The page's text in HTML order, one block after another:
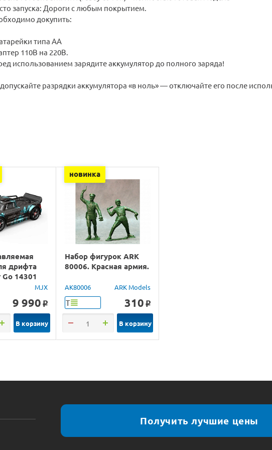
запуска: Дороги с любым покрытием.
докупить:
типа АА
110В на 220В.
использованием зарядите аккумулятор до полного заряда!
разрядки аккумулятора «в ноль» — отключайте его после
дрифта
14301
2.4G
MJX
9 990 o
В корзину
новинка
Набор фигурок ARK
80006. Красная армия.
AK80006 ARK Models
Т 310 o
В корзину
Получить лучшие цены